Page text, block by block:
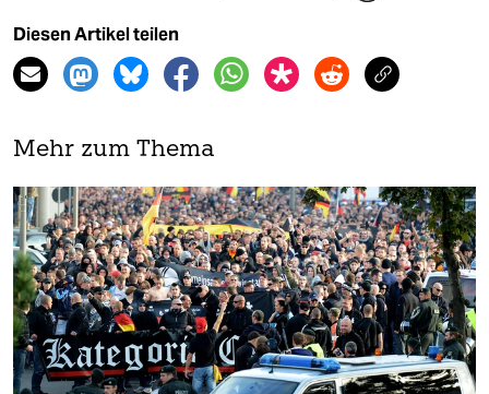
Diesen Artikel teilen
Mehr zum Thema